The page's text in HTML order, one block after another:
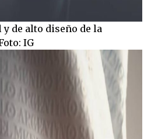
de alto diseño de la
IG